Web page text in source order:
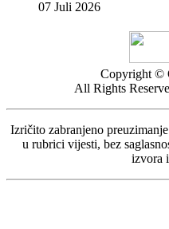
07 Juli 2026
Copyright ©
All Rights
Izričito zabranjeno
u rubrici vijesti, bez
izvora